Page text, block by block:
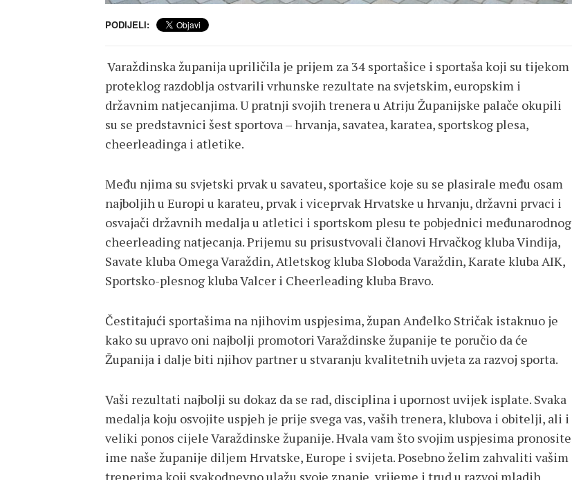
PODIJELI:
Varaždinska županija upriličila je prijem za 34 sportašice i sportaša koji su tijekom
proteklog razdoblja ostvarili vrhunske rezultate na svjetskim, europskim i
državnim natjecanjima. U pratnji svojih trenera u Atriju Županijske palače okupili
su se predstavnici šest sportova – hrvanja, savatea, karatea, sportskog plesa,
cheerleadinga i atletike.
Među njima su svjetski prvak u savateu, sportašice koje su se plasirale među osam
najboljih u Europi u karateu, prvak i viceprvak Hrvatske u hrvanju, državni prvaci i
osvajači državnih medalja u atletici i sportskom plesu te pobjednici međunarodnog
cheerleading natjecanja. Prijemu su prisustvovali članovi Hrvačkog kluba Vindija,
Savate kluba Omega Varaždin, Atletskog kluba Sloboda Varaždin, Karate kluba AIK,
Sportsko-plesnog kluba Valcer i Cheerleading kluba Bravo.
Čestitajući sportašima na njihovim uspjesima, župan Anđelko Stričak istaknuo je
kako su upravo oni najbolji promotori Varaždinske županije te poručio da će
Županija i dalje biti njihov partner u stvaranju kvalitetnih uvjeta za razvoj sporta.
Vaši rezultati najbolji su dokaz da se rad, disciplina i upornost uvijek isplate. Svaka
medalja koju osvojite uspjeh je prije svega vas, vaših trenera, klubova i obitelji, ali i
veliki ponos cijele Varaždinske županije. Hvala vam što svojim uspjesima pronosite
ime naše županije diljem Hrvatske, Europe i svijeta. Posebno želim zahvaliti vašim
trenerima koji svakodnevno ulažu svoje znanje, vrijeme i trud u razvoj mladih